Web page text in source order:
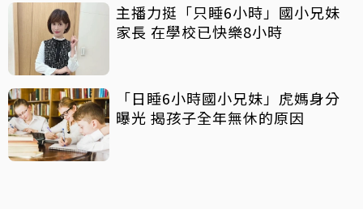
主播力挺「只睡6小時」國小兄妹
家長 在學校已快樂8小時
「日睡6小時國小兄妹」虎媽身分
曝光 揭孩子全年無休的原因